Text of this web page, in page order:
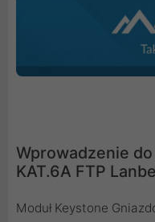
Wprowadzenie
KAT.6A FTP
Moduł Keystone